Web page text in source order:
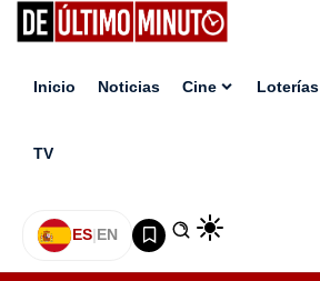
Inicio Noticias Cine Loterías
TV
ES|EN